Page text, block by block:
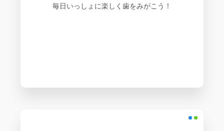
毎日いっしょに楽しく歯をみがこう！